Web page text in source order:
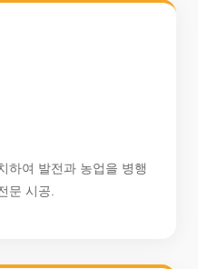
하여 발전과 농업을 병행
문 시공.